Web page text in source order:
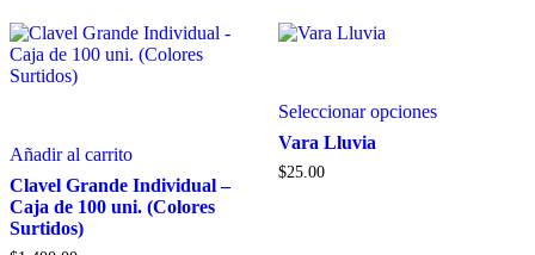
Añadir al carrito
Clavel Grande Individual –
Caja de 100 uni. (Colores
Surtidos)
Seleccionar opcionesproducto
Vara Lluvia
$25.00